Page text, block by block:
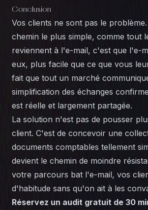
Conclusion
Vos clients ne sont pas le
chemin le plus simple, comme tout
reviennent à l'e-mail, c'est que l'e-
eux, plus facile que ce que vous
fait que tout un marché
simplification des échanges
est réelle et largement partagée.
La solution n'est pas de pousser
client. C'est de concevoir une
documents comptables tellement
devient le chemin de moindre
votre parcours bat l'e-mail, vos
d'habitude sans qu'on ait à les
Réservez un audit gratuit de 30